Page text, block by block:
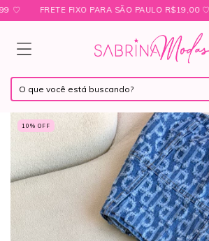
FRETE FIXO PARA SÃO PAULO R$19,00 ㅤ♡ㅤ
10 % OFF